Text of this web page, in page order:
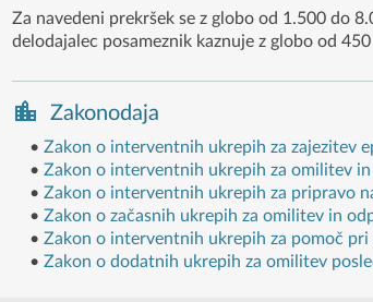
Za navedeni prekršek se z globo od 1.500 do
delodajalec posameznik kaznuje z globo od
Zakonodaja
• Zakon o interventnih ukrepih za zajezitev
• Zakon o interventnih ukrepih za omilitev
• Zakon o interventnih ukrepih za pripravo
• Zakon o začasnih ukrepih za omilitev in
• Zakon o interventnih ukrepih za pomoč
• Zakon o dodatnih ukrepih za omilitev